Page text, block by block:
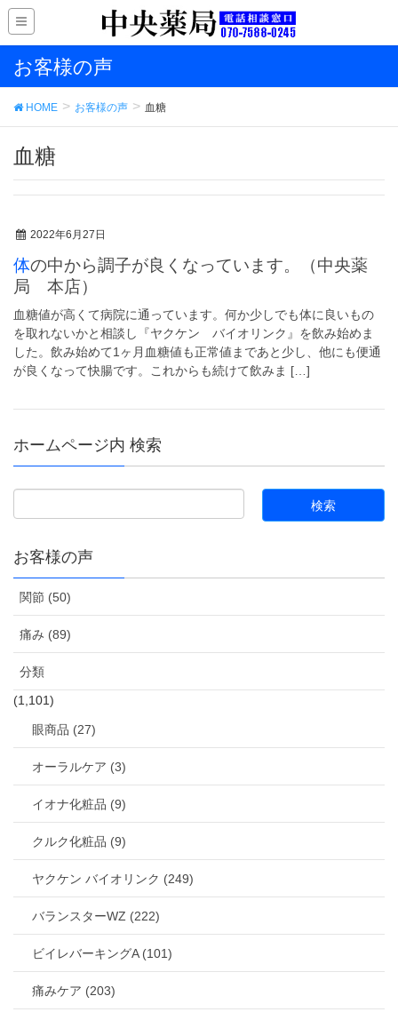
お客様の声
HOME お客様の声 血糖
血糖
2022年6月27日
体の中から調子が良くなっています。（中央薬
局 本店）
血糖値が高くて病院に通っています。何か少しでも体に良いもの
を取れないかと相談し『ヤクケン バイオリンク』を飲み始めま
した。飲み始めて1ヶ月血糖値も正常値まであと少し、他にも便通
が良くなって快腸です。これからも続けて飲みま […]
ホームページ内 検索
お客様の声
関節 (50)
痛み (89)
分類
(1,101)
眼商品 (27)
オーラルケア (3)
イオナ化粧品 (9)
クルク化粧品 (9)
ヤクケン バイオリンク (249)
バランスターWZ (222)
ビイレバーキングA (101)
痛みケア (203)